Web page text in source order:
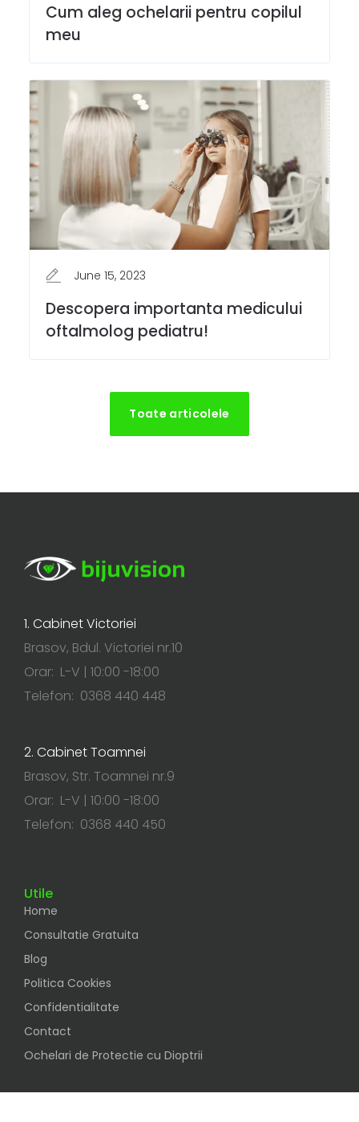
Cum aleg ochelarii pentru copilul
meu
June 15, 2023
Descopera importanta medicului
oftalmolog pediatru!
Toate articolele
1. Cabinet Victoriei
Brasov, Bdul. Victoriei nr.10
Orar: L-V | 10:00 -18:00
Telefon: 0368 440 448
2. Cabinet Toamnei
Brasov, Str. Toamnei nr.9
Orar: L-V | 10:00 -18:00
Telefon: 0368 440 450
Utile
Home
Consultatie Gratuita
Blog
Politica Cookies
Confidentialitate
Contact
Ochelari de Protectie cu Dioptrii